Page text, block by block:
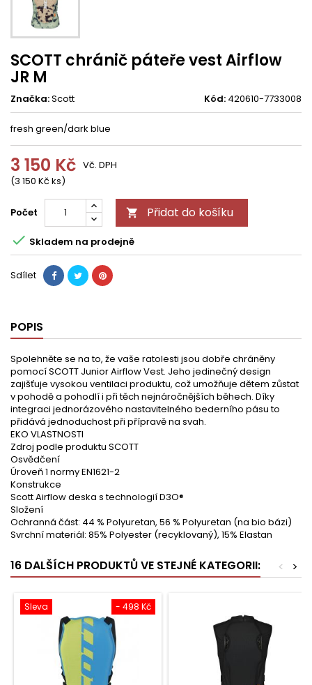
SCOTT chránič páteře vest Airflow
JR M
Značka:Scott Kód: 420610-7733008
fresh green/dark blue
3 150 Kč
(3 150 Kč ks)
Vč. DPH
Počet  Přidat do košíku
 Skladem na prodejně
Sdílet
POPIS
Spolehněte se na to, že vaše ratolesti jsou dobře chráněny
pomocí SCOTT Junior Airflow Vest. Jeho jedinečný design
zajišťuje vysokou ventilaci produktu, což umožňuje dětem zůstat
v pohodě a pohodlí i při těch nejnáročnějších běhech. Díky
integraci jednorázového nastavitelného bederního pásu to
přidává jednoduchost při přípravě na svah.
EKO VLASTNOSTI
Zdroj podle produktu SCOTT
Osvědčení
Úroveň 1 normy EN1621-2
Konstrukce
Scott Airflow deska s technologií D3O®
Složení
Ochranná část: 44 % Polyuretan, 56 % Polyuretan (na bio bázi)
Svrchní materiál: 85% Polyester (recyklovaný), 15% Elastan
16 DALŠÍCH PRODUKTŮ VE STEJNÉ KATEGORII: >
<
- 498 Kč
Sleva